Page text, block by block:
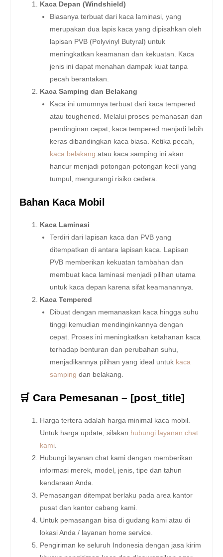
Kaca Depan (Windshield)
Biasanya terbuat dari kaca laminasi, yang
merupakan dua lapis kaca yang dipisahkan oleh
lapisan PVB (Polyvinyl Butyral) untuk
meningkatkan keamanan dan kekuatan. Kaca
jenis ini dapat menahan dampak kuat tanpa
pecah berantakan.
Kaca Samping dan Belakang
Kaca ini umumnya terbuat dari kaca tempered
atau toughened. Melalui proses pemanasan dan
pendinginan cepat, kaca tempered menjadi lebih
keras dibandingkan kaca biasa. Ketika pecah,
kaca belakang atau kaca samping ini akan
hancur menjadi potongan-potongan kecil yang
tumpul, mengurangi risiko cedera.
Bahan Kaca Mobil
Kaca Laminasi
Terdiri dari lapisan kaca dan PVB yang
ditempatkan di antara lapisan kaca. Lapisan
PVB memberikan kekuatan tambahan dan
membuat kaca laminasi menjadi pilihan utama
untuk kaca depan karena sifat keamanannya.
Kaca Tempered
Dibuat dengan memanaskan kaca hingga suhu
tinggi kemudian mendinginkannya dengan
cepat. Proses ini meningkatkan ketahanan kaca
terhadap benturan dan perubahan suhu,
menjadikannya pilihan yang ideal untuk kaca
samping dan belakang.
🛒 Cara Pemesanan – [post_title]
Harga tertera adalah harga minimal kaca mobil.
Untuk harga update, silakan hubungi layanan chat
kami
Hubungi layanan chat kami dengan memberikan
informasi merek, model, jenis, tipe dan tahun
kendaraan Anda.
Pemasangan ditempat berlaku pada area kantor
pusat dan kantor cabang kami.
Untuk pemasangan bisa di gudang kami atau di
lokasi Anda / layanan home service.
Pengiriman ke seluruh Indonesia dengan jasa kirim